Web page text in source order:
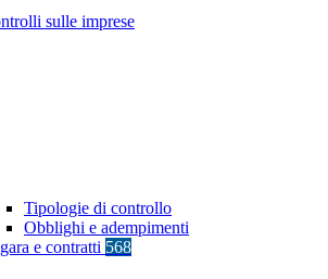
sulle imprese
Tipologie di controllo
Obblighi e adempimenti
e contratti 568